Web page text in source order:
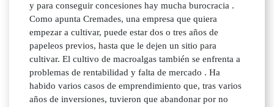
y para conseguir concesiones hay mucha burocracia .
Como apunta Cremades, una empresa que quiera
empezar a cultivar, puede estar dos o tres años de
papeleos previos, hasta que le dejen un sitio para
cultivar. El cultivo de macroalgas también se enfrenta a
problemas de rentabilidad y falta de mercado . Ha
habido varios casos de emprendimiento que, tras varios
años de inversiones, tuvieron que abandonar por no